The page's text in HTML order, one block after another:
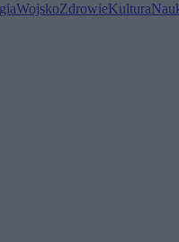
WojskoZdrowieKultura